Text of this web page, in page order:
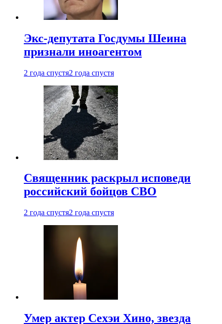
Экс-депутата Госдумы Шеина
признали иноагентом
2 года спустя2 года спустя
Священник раскрыл исповеди
российский бойцов СВО
2 года спустя2 года спустя
Умер актер Сехэи Хино, звезда